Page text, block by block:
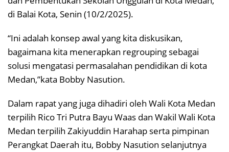
di Balai Kota, Senin (10/2/2025).
“Ini adalah konsep awal yang kita diskusikan,
bagaimana kita menerapkan regrouping sebagai
solusi mengatasi permasalahan pendidikan di kota
Medan,”kata Bobby Nasution.
Dalam rapat yang juga dihadiri oleh Wali Kota Medan
terpilih Rico Tri Putra Bayu Waas dan Wakil Wali Kota
Medan terpilih Zakiyuddin Harahap serta pimpinan
Perangkat Daerah itu, Bobby Nasution selanjutnya